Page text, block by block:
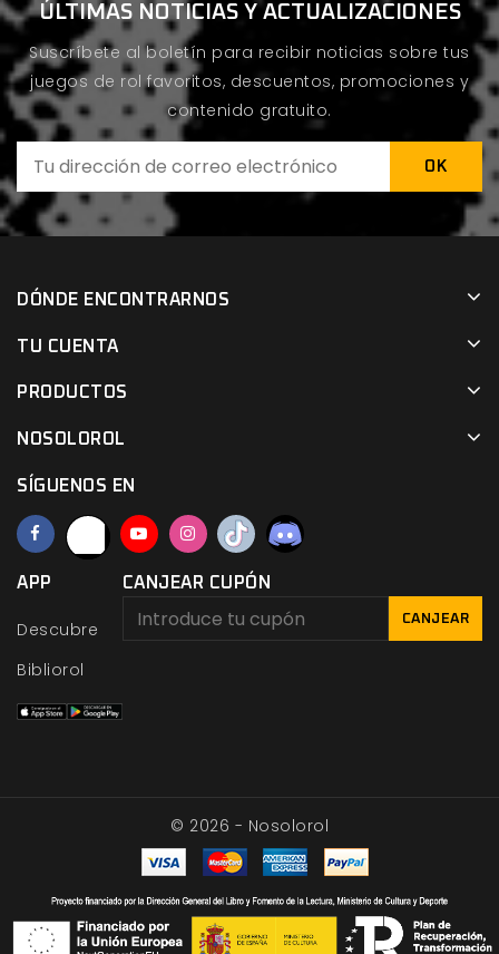
ÚLTIMAS NOTICIAS Y ACTUALIZACIONES
Suscríbete al boletín para recibir noticias sobre tus
juegos de rol favoritos, descuentos, promociones y
contenido gratuito.
DÓNDE ENCONTRARNOS
TU CUENTA
PRODUCTOS
NOSOLOROL
SÍGUENOS EN
APP
Descubre
Bibliorol
CANJEAR CUPÓN
CANJEAR
© 2026 - Nosolorol